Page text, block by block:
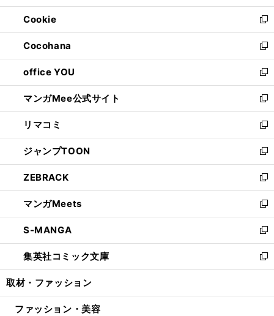
開
く
ウ
で
開
く
ン
ド
ウ
で
開
く
ウ
ィ
ン
ド
ウ
で
開
く
Cookie
新
し
い
ウ
ィ
ン
ド
ウ
で
開
く
Cocohana
新
し
い
ウ
ィ
ン
ド
ウ
で
開
く
office YOU
新
し
い
ウ
ィ
ン
ド
ウ
で
開
く
マンガMee公式サイト
新
し
い
ウ
ィ
ン
ド
ウ
で
開
く
リマコミ
新
し
い
ウ
ィ
ン
ド
ウ
で
開
く
ジャンプTOON
新
し
い
ウ
ィ
ン
ド
ウ
で
開
ZEBRACK
新
し
い
ウ
ィ
ン
ド
ウ
開
マンガMeets
新
し
い
ウ
ィ
ン
ウ
S-MANGA
新
し
い
ウ
ン
集英社コミック文庫
新
し
ウ
取材・ファッション
ファッション・美容